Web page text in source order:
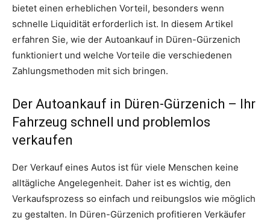
bietet einen erheblichen Vorteil, besonders wenn
schnelle Liquidität erforderlich ist. In diesem Artikel
erfahren Sie, wie der Autoankauf in Düren-Gürzenich
funktioniert und welche Vorteile die verschiedenen
Zahlungsmethoden mit sich bringen.
Der Autoankauf in Düren-Gürzenich – Ihr
Fahrzeug schnell und problemlos
verkaufen
Der Verkauf eines Autos ist für viele Menschen keine
alltägliche Angelegenheit. Daher ist es wichtig, den
Verkaufsprozess so einfach und reibungslos wie möglich
zu gestalten. In Düren-Gürzenich profitieren Verkäufer